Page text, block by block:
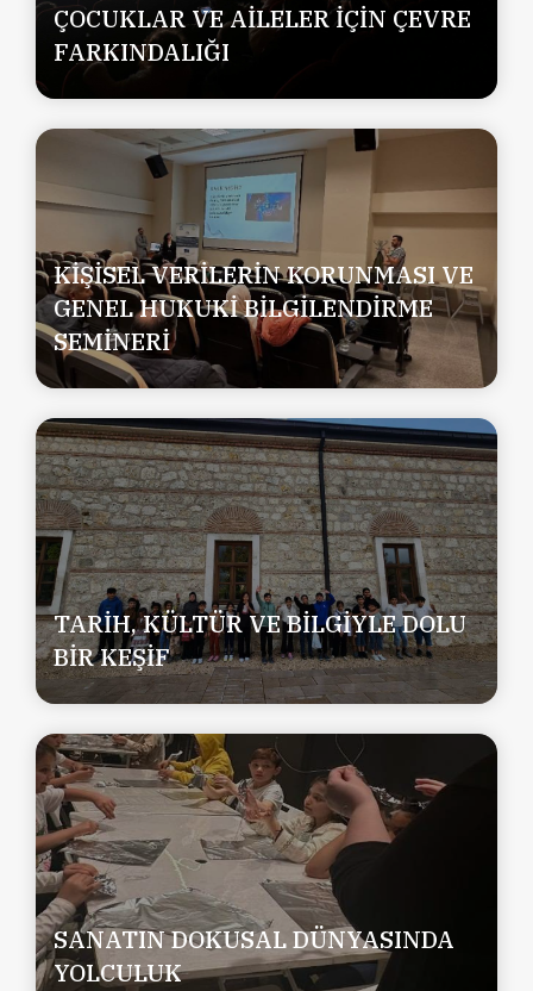
ÇOCUKLAR VE AİLELER İÇİN ÇEVRE
FARKINDALIĞI
KİŞİSEL VERİLERİN KORUNMASI VE
GENEL HUKUKİ BİLGİLENDİRME
SEMİNERİ
TARİH, KÜLTÜR VE BİLGİYLE DOLU
BİR KEŞİF
SANATIN DOKUSAL DÜNYASINDA
YOLCULUK